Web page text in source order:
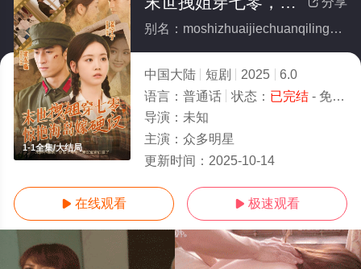
1-1全集/大结局

别名：moshizhuaijiechuanqilingjingyanhaidaojiayinghan
中国大陆 短剧 2025
6.0
语言： 普通话 状态： 已完结- 免费在线观看
导演： 未知
主演： 众多明星
更新时间： 2025-10-14
 在线观看  极速观看